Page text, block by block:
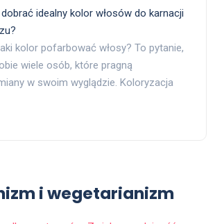
idealny kolor włosów do karnacji
kolor pofarbować włosy? To pytanie,
wiele osób, które pragną
w swoim wyglądzie. Koloryzacja
i wegetarianizm